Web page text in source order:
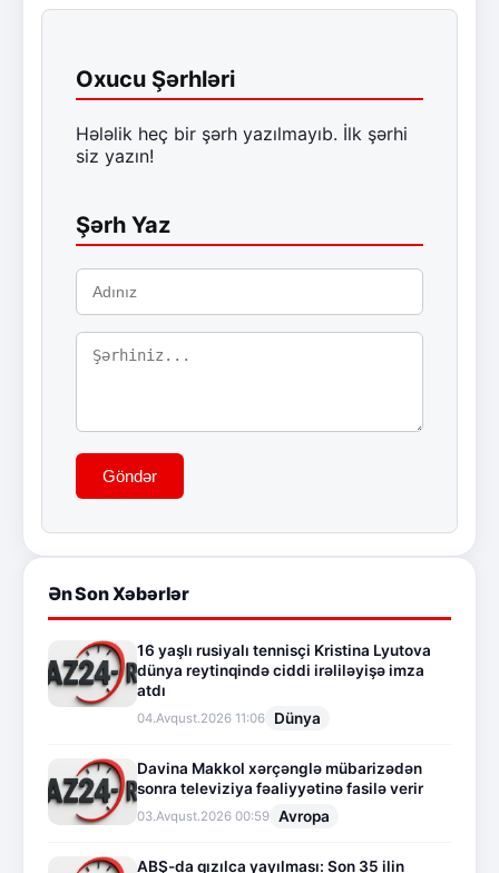
Oxucu Şərhləri
Hələlik heç bir şərh yazılmayıb. İlk şərhi
siz yazın!
Şərh Yaz
Göndər
Ən Son Xəbərlər
16 yaşlı rusiyalı tennisçi Kristina Lyutova
dünya reytinqində ciddi irəliləyişə imza
atdı
04.Avqust.2026 11:06 Dünya
Davina Makkol xərçənglə mübarizədən
sonra televiziya fəaliyyətinə fasilə verir
03.Avqust.2026 00:59 Avropa
ABŞ-da qızılca yayılması: Son 35 ilin